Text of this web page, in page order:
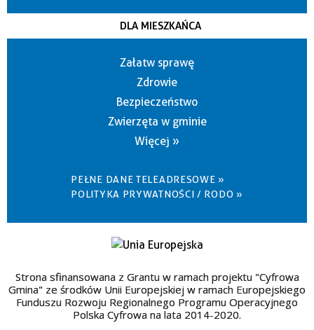
DLA MIESZKAŃCA
Załatw sprawę
Zdrowie
Bezpieczeństwo
Zwierzęta w gminie
Więcej »
PEŁNE DANE TELEADRESOWE »
POLITYKA PRYWATNOŚCI / RODO »
Strona sfinansowana z Grantu w ramach projektu "Cyfrowa
Gmina" ze środków Unii Europejskiej w ramach Europejskiego
Funduszu Rozwoju Regionalnego Programu Operacyjnego
Polska Cyfrowa na lata 2014-2020.